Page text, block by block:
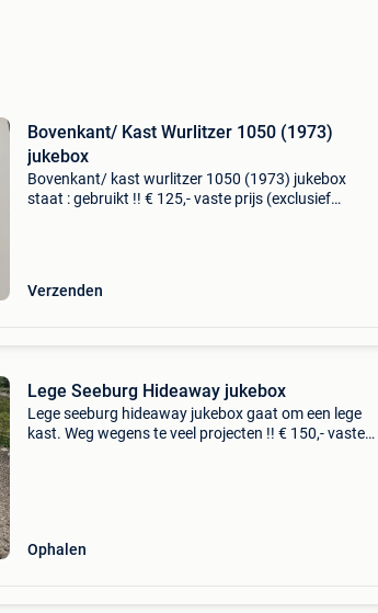
Bovenkant/ Kast Wurlitzer 1050 (1973)
jukebox
Bovenkant/ kast wurlitzer 1050 (1973) jukebox
staat : gebruikt !! € 125,- vaste prijs (exclusief
Verzenden
Lege Seeburg Hideaway jukebox
Lege seeburg hideaway jukebox gaat om een lege
kast. Weg wegens te veel projecten !! € 150,- vaste
Ophalen